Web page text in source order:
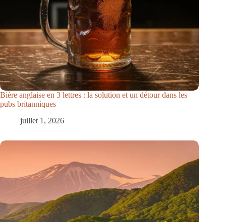
Bière anglaise en 3 lettres : la solution et un détour dans les
pubs britanniques
juillet 1, 2026